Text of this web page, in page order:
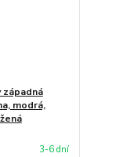
modrá,
3-6 dní